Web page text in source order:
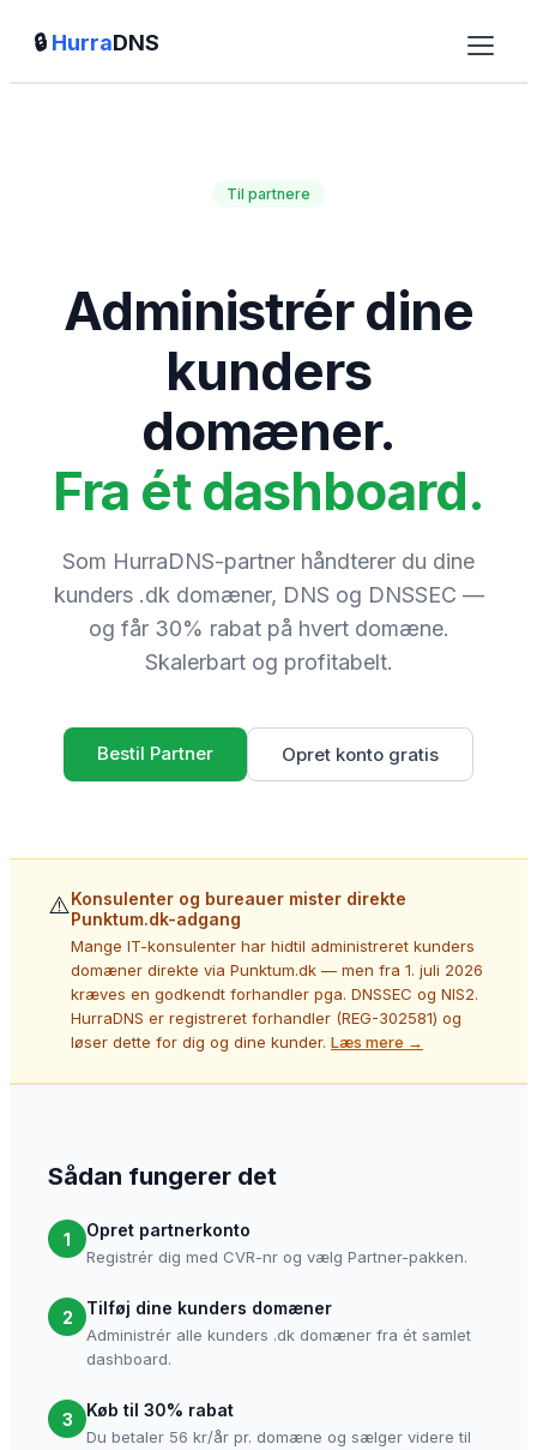
🔒 HurraDNS
Overdrag domæne
Blog
Support
Log ind
Til partnere
Administrér dine
kunders
domæner.
Fra ét dashboard.
Som HurraDNS-partner håndterer du dine
kunders .dk domæner, DNS og DNSSEC —
og får 30% rabat på hvert domæne.
Skalerbart og profitabelt.
Bestil Partner Opret konto gratis
⚠️Konsulenter og bureauer mister direkte
Punktum.dk-adgang
Mange IT-konsulenter har hidtil administreret kunders
domæner direkte via Punktum.dk — men fra 1. juli 2026
kræves en godkendt forhandler pga. DNSSEC og NIS2.
HurraDNS er registreret forhandler (REG-302581) og
løser dette for dig og dine kunder. Læs mere →
Sådan fungerer det
1 Opret partnerkonto
Registrér dig med CVR-nr og vælg Partner-pakken.
2 Tilføj dine kunders domæner
Administrér alle kunders .dk domæner fra ét samlet
dashboard.
3 Køb til 30% rabat
Du betaler 56 kr/år pr. domæne og sælger videre til